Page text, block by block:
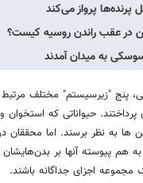
پرنده‌ها پرواز می‌کند
در عقب راندن روسیه کیست؟
به میدان آمدند
پنج "زیرسیستم" مختلف مرتبط
حیواناتی که
ها به نظر برسند. اما محققان
به هم پیوسته آنها بر
مجموعه اجزای جداگانه باشند.